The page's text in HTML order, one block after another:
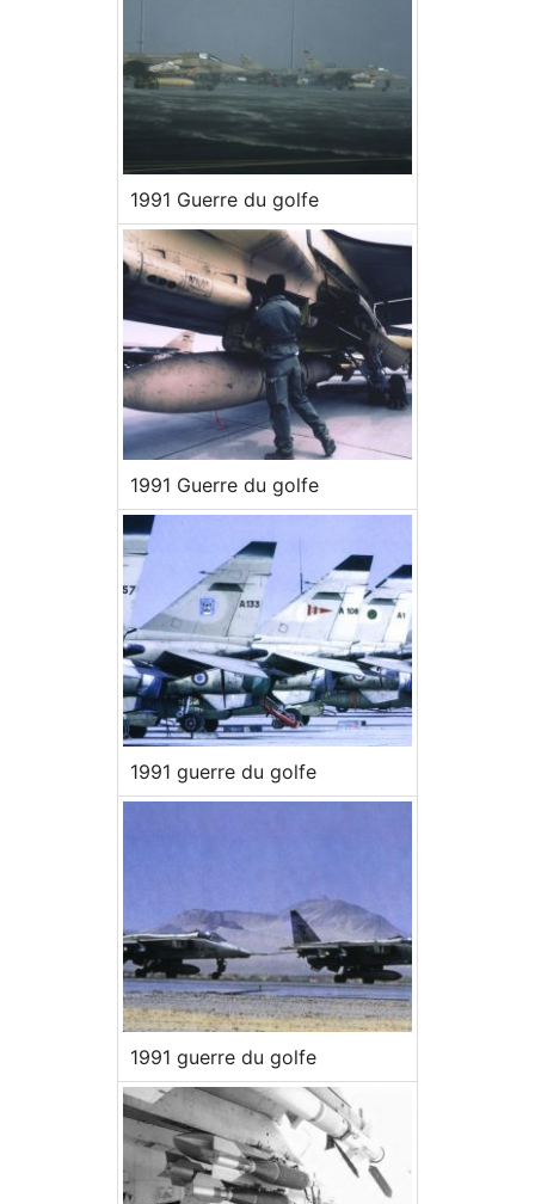
1991 Guerre du golfe
1991 Guerre du golfe
1991 guerre du golfe
1991 guerre du golfe